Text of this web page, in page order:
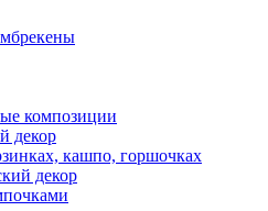
композиции
декор
кашпо, горшочках
декор